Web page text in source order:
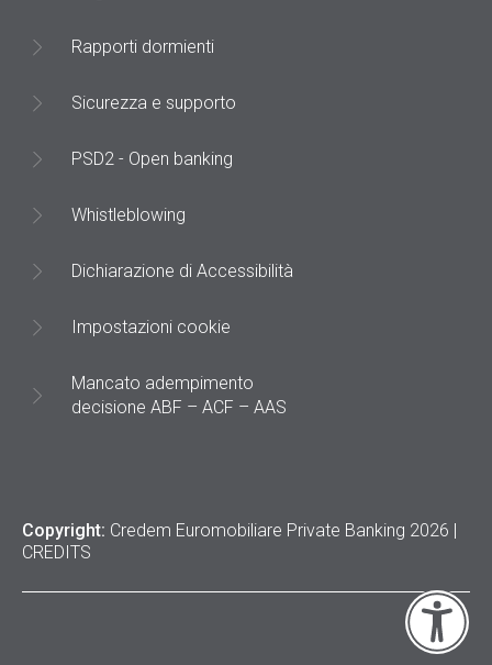
Rapporti dormienti
Sicurezza e supporto
PSD2 - Open banking
Whistleblowing
Dichiarazione di Accessibilità
Impostazioni cookie
Mancato adempimento
decisione ABF – ACF – AAS
Copyright: Credem Euromobiliare Private Banking 2026 |
CREDITS